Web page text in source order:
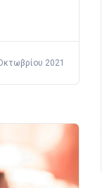
2021